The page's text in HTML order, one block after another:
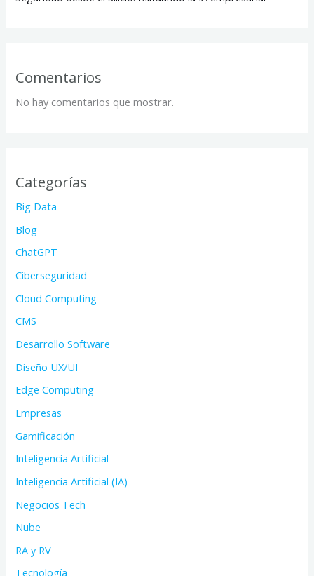
Comentarios
No hay comentarios que mostrar.
Categorías
Big Data
Blog
ChatGPT
Ciberseguridad
Cloud Computing
CMS
Desarrollo Software
Diseño UX/UI
Edge Computing
Empresas
Gamificación
Inteligencia Artificial
Inteligencia Artificial (IA)
Negocios Tech
Nube
RA y RV
Tecnología